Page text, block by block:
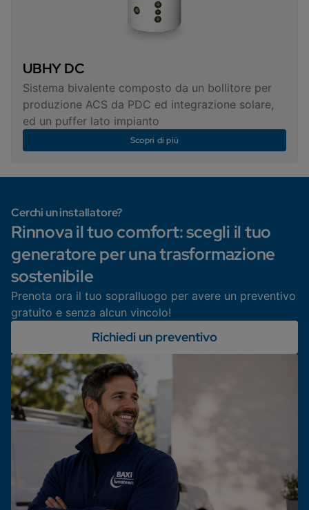
UBHY DC
Sistema bivalente composto da un bollitore per
produzione ACS da PDC ed integrazione solare,
ed un puffer lato impianto
Scopri di più
Cerchi un installatore?
Rinnova il tuo comfort: scegli il tuo
generatore per una trasformazione
sostenibile
Prenota ora il tuo sopralluogo per avere un preventivo
gratuito e senza alcun vincolo!
Richiedi un preventivo